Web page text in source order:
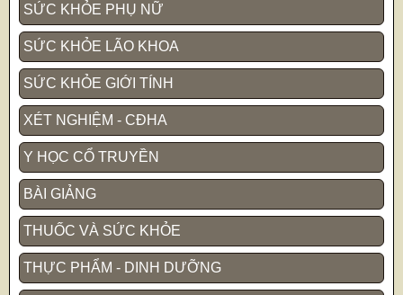
SỨC KHỎE PHỤ NỮ
SỨC KHỎE LÃO KHOA
SỨC KHỎE GIỚI TÍNH
XÉT NGHIỆM - CĐHA
Y HỌC CỔ TRUYỀN
BÀI GIẢNG
THUỐC VÀ SỨC KHỎE
THỰC PHẨM - DINH DƯỠNG